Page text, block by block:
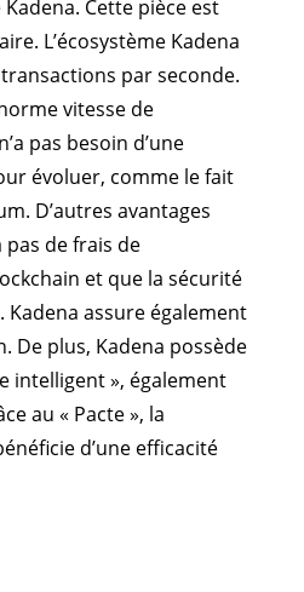
Cette pièce est
L’écosystème Kadena
par seconde.
vitesse de
pas besoin d’une
évoluer, comme le fait
D’autres avantages
pas de frais de
et que la sécurité
Kadena assure également
De plus, Kadena possède
intelligent », également
au « Pacte », la
d’une efficacité